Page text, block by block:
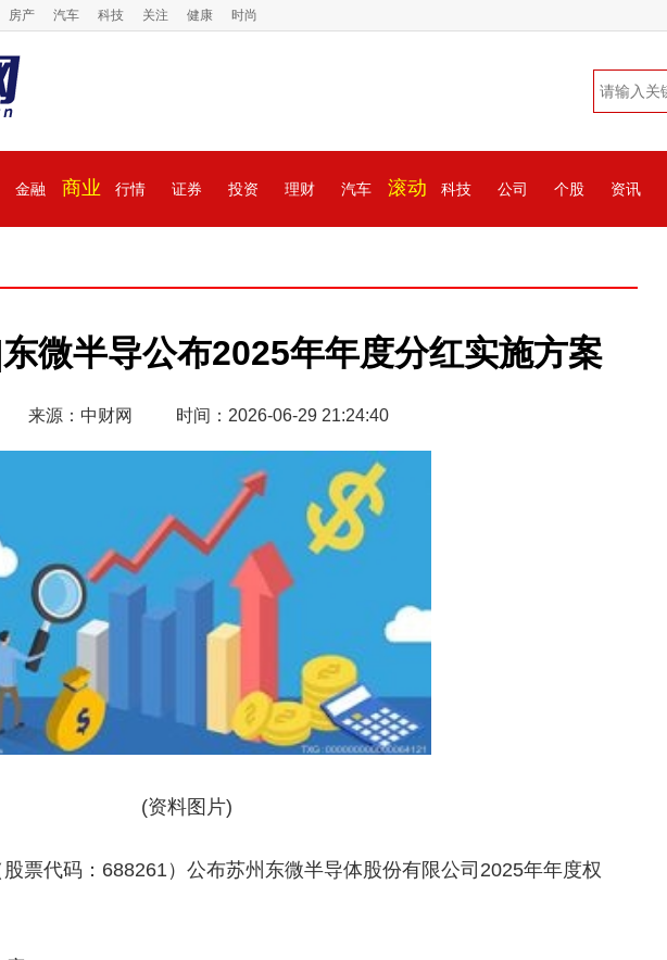
房产 汽车 科技 关注 健康 时尚
金融 商业 行情 证券 投资 理财 汽车 滚动 科技 公司 个股 资讯
微半导公布2025年年度分红实施方案
来源：中财网 时间：2026-06-29 21:24:40
(资料图片)
票代码：688261）公布苏州东微半导体股份有限公司2025年年度权